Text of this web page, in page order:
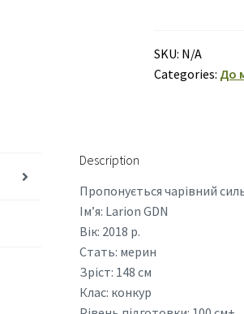
SKU: N/A
Categories: До
Description
Пропонується чарівний
Ім’я: Larion GDN
Вік: 2018 р.
Стать: мерин
Зріст: 148 см
Клас: конкур